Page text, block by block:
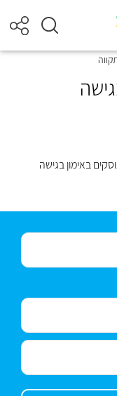
באימון בגישה